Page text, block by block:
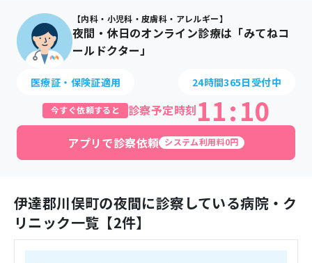
【内科・小児科・皮膚科・アレルギー】
夜間・休日のオンライン診療は「みてねコ
ールドクター」
医療証・保険証適用 24時間365日受付中
今すぐ依頼すると 診察予定時刻11:10
アプリで診察依頼 システム利用料0円
伊達郡川俣町の夜間に診察している病院・ク
リニック一覧【2件】